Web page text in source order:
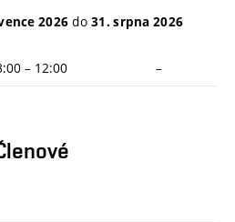
2026 do31. srpna 2026
– 12:00 –